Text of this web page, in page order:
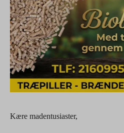
Kære madentusiaster,